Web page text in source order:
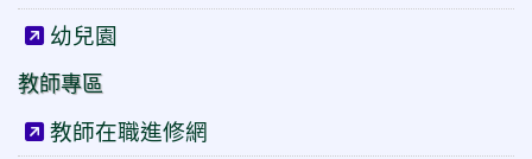
幼兒園
教師專區
教師在職進修網